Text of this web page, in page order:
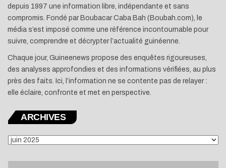
depuis 1997 une information libre, indépendante et sans
compromis. Fondé par Boubacar Caba Bah (Boubah.com), le
média s’est imposé comme une référence incontournable pour
suivre, comprendre et décrypter l’actualité guinéenne.
Chaque jour, Guineenews propose des enquêtes rigoureuses,
des analyses approfondies et des informations vérifiées, au plus
près des faits. Ici, l’information ne se contente pas de relayer :
elle éclaire, confronte et met en perspective.
ARCHIVES
ARCHIVES